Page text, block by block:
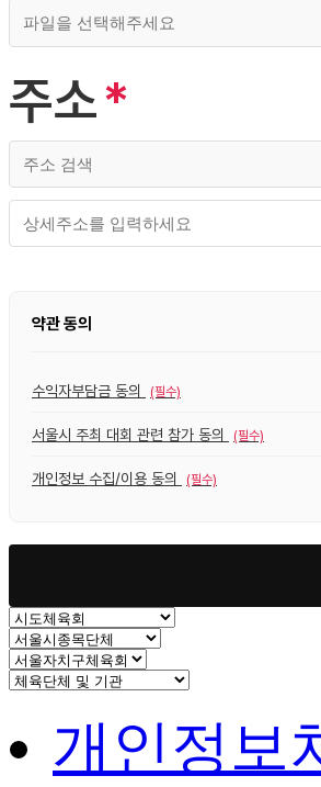
주소
약관 동의
수익자부담금 동의 (필수)
서울시 주최 대회 관련 참가 동의 (필수)
개인정보 수집/이용 동의 (필수)
개인정보